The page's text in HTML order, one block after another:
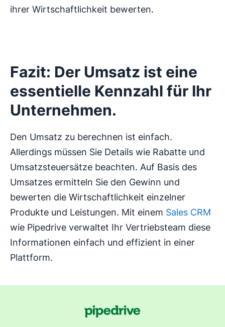
ihrer Wirtschaftlichkeit bewerten.
Fazit: Der Umsatz ist eine
essentielle Kennzahl für Ihr
Unternehmen.
Den Umsatz zu berechnen ist einfach.
Allerdings müssen Sie Details wie Rabatte und
Umsatzsteuersätze beachten. Auf Basis des
Umsatzes ermitteln Sie den Gewinn und
bewerten die Wirtschaftlichkeit einzelner
Produkte und Leistungen. Mit einem Sales CRM
wie Pipedrive verwaltet Ihr Vertriebsteam diese
Informationen einfach und effizient in einer
Plattform.